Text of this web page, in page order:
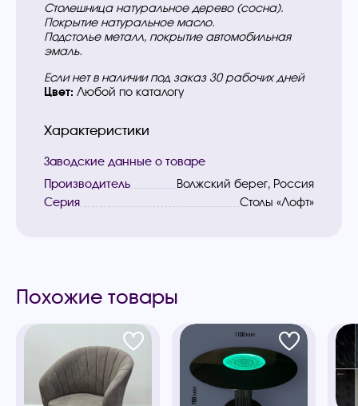
Столешница натуральное дерево (сосна).
Покрытие натуральное масло.
Подстолье металл, покрытие автомобильная
эмаль.
Если нет в наличии под заказ 30 рабочих дней
Цвет: Любой по каталогу
Характеристики
Заводские данные о товаре
Производитель
Волжский берег, Россия
Серия
Столы «Лофт»
Похожие товары